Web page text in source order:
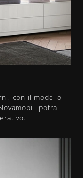
con il modello
potrai